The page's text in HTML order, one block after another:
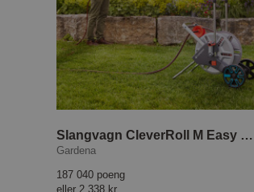
Slangvagn CleverRoll M Easy Metal Set
Gardena
187 040 poeng
eller 2 338 kr